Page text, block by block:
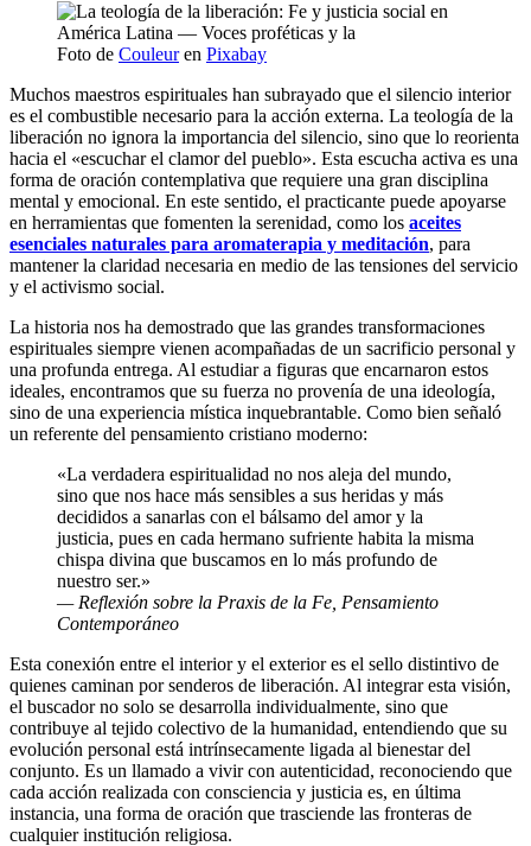
Foto de Couleuren Pixabay
Muchos maestros espirituales han subrayado que el silencio interior
es el combustible necesario para la acción externa. La teología de la
liberación no ignora la importancia del silencio, sino que lo reorienta
hacia el «escuchar el clamor del pueblo». Esta escucha activa es una
forma de oración contemplativa que requiere una gran disciplina
mental y emocional. En este sentido, el practicante puede apoyarse
en herramientas que fomenten la serenidad, como los aceites
esenciales naturales para aromaterapia y meditación, para
mantener la claridad necesaria en medio de las tensiones del servicio
y el activismo social.
La historia nos ha demostrado que las grandes transformaciones
espirituales siempre vienen acompañadas de un sacrificio personal y
una profunda entrega. Al estudiar a figuras que encarnaron estos
ideales, encontramos que su fuerza no provenía de una ideología,
sino de una experiencia mística inquebrantable. Como bien señaló
un referente del pensamiento cristiano moderno:
«La verdadera espiritualidad no nos aleja del mundo,
sino que nos hace más sensibles a sus heridas y más
decididos a sanarlas con el bálsamo del amor y la
justicia, pues en cada hermano sufriente habita la misma
chispa divina que buscamos en lo más profundo de
nuestro ser.»
— Reflexión sobre la Praxis de la Fe, Pensamiento
Contemporáneo
Esta conexión entre el interior y el exterior es el sello distintivo de
quienes caminan por senderos de liberación. Al integrar esta visión,
el buscador no solo se desarrolla individualmente, sino que
contribuye al tejido colectivo de la humanidad, entendiendo que su
evolución personal está intrínsecamente ligada al bienestar del
conjunto. Es un llamado a vivir con autenticidad, reconociendo que
cada acción realizada con consciencia y justicia es, en última
instancia, una forma de oración que trasciende las fronteras de
cualquier institución religiosa.